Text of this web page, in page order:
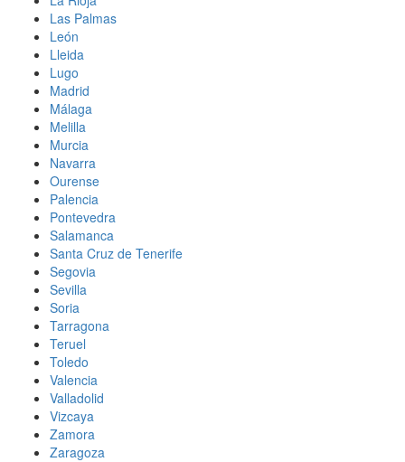
Las Palmas
León
Lleida
Lugo
Madrid
Málaga
Melilla
Murcia
Navarra
Ourense
Palencia
Pontevedra
Salamanca
Santa Cruz de Tenerife
Segovia
Sevilla
Soria
Tarragona
Teruel
Toledo
Valencia
Valladolid
Vizcaya
Zamora
Zaragoza